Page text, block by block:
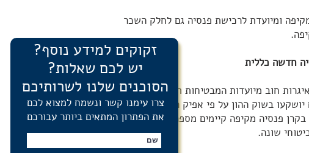
זקוקים למידע נוסף?
יש לכם שאלות?
הסוכנים שלנו לשרותיכם
צרו עימנו קשר ונשמח למצוא לכם
את הפתרון המתאים ביותר עבורכם
ומיועדת לרכישת פנסיה גם לחלק השכר
חדשה כללית
יושקעו באיגרות חוב מיועדות המבטיחות תשואה על
הנכסים יושקעו בשוק ההון על פי אפיק ההשקעה אותו
פנסיה מקיפה קיימים מספר מסלולי ביטוח,
שונה.